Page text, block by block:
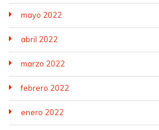
mayo 2022
abril 2022
marzo 2022
febrero 2022
enero 2022